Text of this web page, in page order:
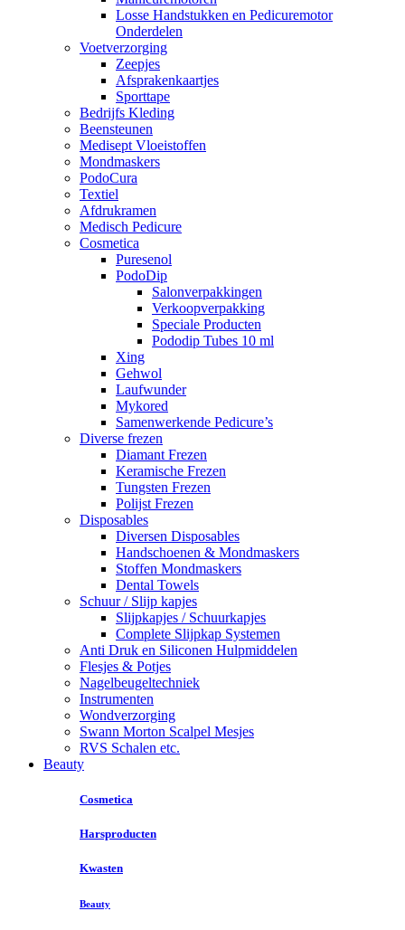
Losse Handstukken en Pedicuremotor
Onderdelen
Voetverzorging
Zeepjes
Afsprakenkaartjes
Sporttape
Bedrijfs Kleding
Beensteunen
Medisept Vloeistoffen
Mondmaskers
PodoCura
Textiel
Afdrukramen
Medisch Pedicure
Cosmetica
Puresenol
PodoDip
Salonverpakkingen
Verkoopverpakking
Speciale Producten
Pododip Tubes 10 ml
Xing
Gehwol
Laufwunder
Mykored
Samenwerkende Pedicure’s
Diverse frezen
Diamant Frezen
Keramische Frezen
Tungsten Frezen
Polijst Frezen
Disposables
Diversen Disposables
Handschoenen & Mondmaskers
Stoffen Mondmaskers
Dental Towels
Schuur / Slijp kapjes
Slijpkapjes / Schuurkapjes
Complete Slijpkap Systemen
Anti Druk en Siliconen Hulpmiddelen
Flesjes & Potjes
Nagelbeugeltechniek
Instrumenten
Wondverzorging
Swann Morton Scalpel Mesjes
RVS Schalen etc.
Beauty
Cosmetica
Harsproducten
Kwasten
Beauty